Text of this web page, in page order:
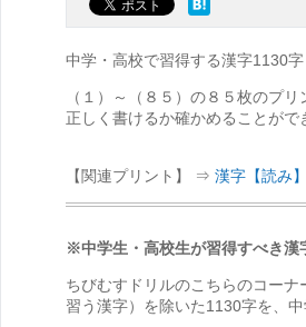
中学・高校で習得する漢字1130
（１）～（８５）の８５枚のプ
正しく書けるか確かめることがで
【関連プリント】 ⇒ 漢字【読み
※中学生・高校生が習得すべき漢
ちびむすドリルのこちらのコー
習う漢字）を除いた1130字を、